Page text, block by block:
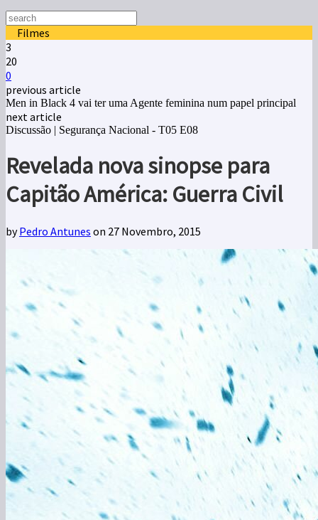
Filmes
3
20
0
previous article
Men in Black 4 vai ter uma Agente feminina num papel principal
next article
Discussão | Segurança Nacional - T05 E08
Revelada nova sinopse para
Capitão América: Guerra Civil
byPedro Antunes on 27 Novembro, 2015